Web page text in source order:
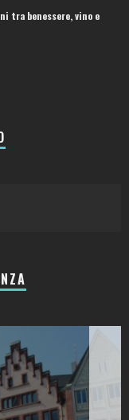
tra benessere, vino e